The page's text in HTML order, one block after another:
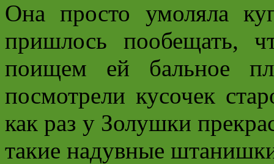
Она просто умоляла
пришлось пообещать,
поищем ей бальное
посмотрели кусочек
как раз у Золушки
такие надувные